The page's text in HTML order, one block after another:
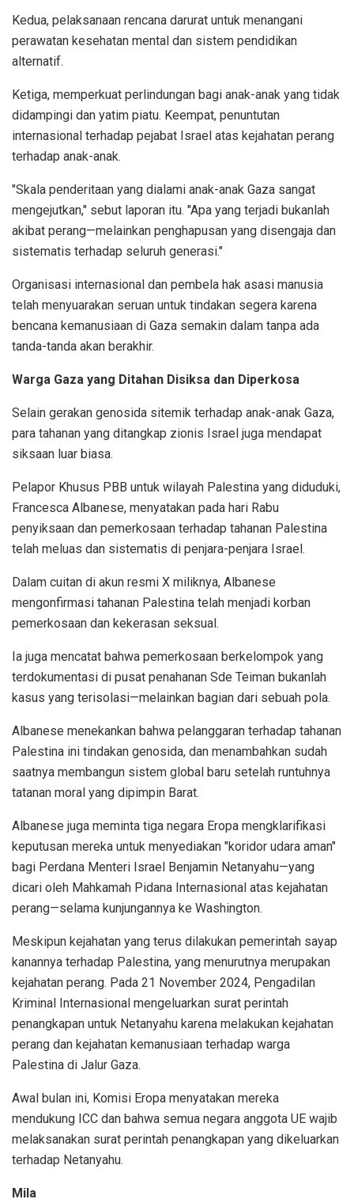
Kedua, pelaksanaan rencana darurat untuk menangani
perawatan kesehatan mental dan sistem pendidikan
alternatif.
Ketiga, memperkuat perlindungan bagi anak-anak yang tidak
didampingi dan yatim piatu. Keempat, penuntutan
internasional terhadap pejabat Israel atas kejahatan perang
terhadap anak-anak.
"Skala penderitaan yang dialami anak-anak Gaza sangat
mengejutkan," sebut laporan itu. "Apa yang terjadi bukanlah
akibat perang—melainkan penghapusan yang disengaja dan
sistematis terhadap seluruh generasi."
Organisasi internasional dan pembela hak asasi manusia
telah menyuarakan seruan untuk tindakan segera karena
bencana kemanusiaan di Gaza semakin dalam tanpa ada
tanda-tanda akan berakhir.
Warga Gaza yang Ditahan Disiksa dan Diperkosa
Selain gerakan genosida sitemik terhadap anak-anak Gaza,
para tahanan yang ditangkap zionis Israel juga mendapat
siksaan luar biasa.
Pelapor Khusus PBB untuk wilayah Palestina yang diduduki,
Francesca Albanese, menyatakan pada hari Rabu
penyiksaan dan pemerkosaan terhadap tahanan Palestina
telah meluas dan sistematis di penjara-penjara Israel.
Dalam cuitan di akun resmi X miliknya, Albanese
mengonfirmasi tahanan Palestina telah menjadi korban
pemerkosaan dan kekerasan seksual.
Ia juga mencatat bahwa pemerkosaan berkelompok yang
terdokumentasi di pusat penahanan Sde Teiman bukanlah
kasus yang terisolasi—melainkan bagian dari sebuah pola.
Albanese menekankan bahwa pelanggaran terhadap tahanan
Palestina ini tindakan genosida, dan menambahkan sudah
saatnya membangun sistem global baru setelah runtuhnya
tatanan moral yang dipimpin Barat.
Albanese juga meminta tiga negara Eropa mengklarifikasi
keputusan mereka untuk menyediakan "koridor udara aman"
bagi Perdana Menteri Israel Benjamin Netanyahu—yang
dicari oleh Mahkamah Pidana Internasional atas kejahatan
perang—selama kunjungannya ke Washington.
Meskipun kejahatan yang terus dilakukan pemerintah sayap
kanannya terhadap Palestina, yang menurutnya merupakan
kejahatan perang. Pada 21 November 2024, Pengadilan
Kriminal Internasional mengeluarkan surat perintah
penangkapan untuk Netanyahu karena melakukan kejahatan
perang dan kejahatan kemanusiaan terhadap warga
Palestina di Jalur Gaza.
Awal bulan ini, Komisi Eropa menyatakan mereka
mendukung ICC dan bahwa semua negara anggota UE wajib
melaksanakan surat perintah penangkapan yang dikeluarkan
terhadap Netanyahu.
Mila